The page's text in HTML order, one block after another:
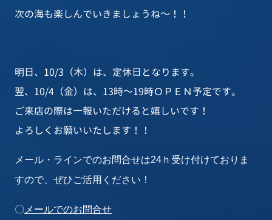
次の海も楽しんでいきましょうね～！！
明日、10/3（木）は、定休日となります。
翌、10/4（金）は、13時～19時ＯＰＥＮ予定です。
ご来店の際は一報いただけると嬉しいです！
よろしくお願いいたします！！
メール・ラインでのお問合せは24ｈ受け付けておりま
すので、ぜひご活用ください！
〇 メールでのお問合せ